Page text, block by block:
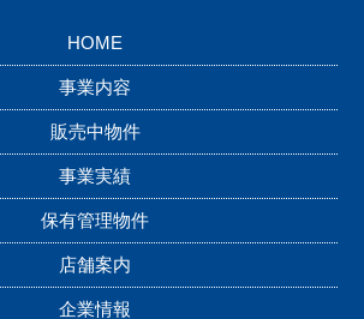
HOME
事業内容
販売中物件
事業実績
保有管理物件
店舗案内
企業情報